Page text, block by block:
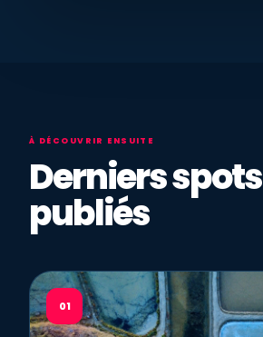
À DÉCOUVRIR ENSUITE
Derniers spots
publiés
01